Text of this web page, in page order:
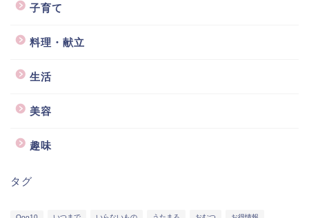
子育て
料理・献立
生活
美容
趣味
タグ